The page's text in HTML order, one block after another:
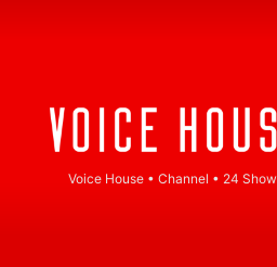
Voice House • Channel • 24